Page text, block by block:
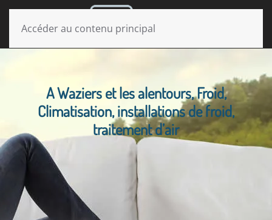
Accéder au contenu principal
A Waziers et les alentours, Froid,
Climatisation, installations de froid,
traitement d’air